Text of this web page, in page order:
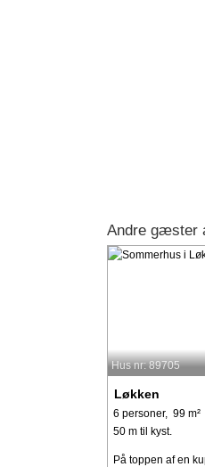
Andre gæster
Hus nr: 89705
Løkken
6 personer, 99 m²
50 m til kyst.
På toppen af en